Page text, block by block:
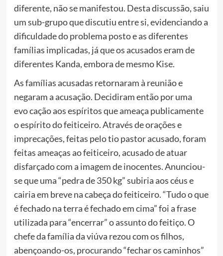
diferente, não se manifestou. Desta discussão, saiu
um sub-grupo que discutiu entre si, evidenciando a
dificuldade do problema posto e as diferentes
famílias implicadas, já que os acusados eram de
diferentes Kanda, embora de mesmo Kise.
As famílias acusadas retornaram à reunião e
negaram a acusação. Decidiram então por uma
evo cação aos espíritos que ameaça publicamente
o espírito do feiticeiro. Através de orações e
imprecações, feitas pelo tio pastor acusado, foram
feitas ameaças ao feiticeiro, acusado de atuar
disfarçado com a imagem de inocentes. Anunciou-
se que uma “pedra de 350 kg” subiria aos céus e
cairia em breve na cabeça do feiticeiro. “Tudo o que
é fechado na terra é fechado em cima” foi a frase
utilizada para “encerrar” o assunto do feitiço. O
chefe da família da viúva rezou com os filhos,
abençoando-os, procurando “fechar os caminhos”